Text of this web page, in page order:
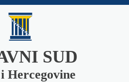
SUD
Hercegovine